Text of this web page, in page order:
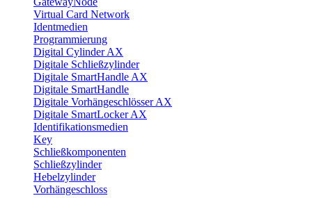
Virtual Card Network
Identmedien
Programmierung
Digital Cylinder AX
Digitale Schließzylinder
Digitale SmartHandle AX
Digitale SmartHandle
Digitale Vorhängeschlösser AX
Digitale SmartLocker AX
Identifikationsmedien
Key
Schließkomponenten
Schließzylinder
Hebelzylinder
Vorhängeschloss